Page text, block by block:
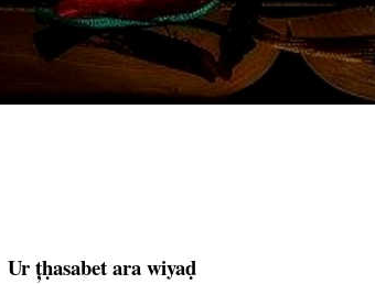
Ur țḥasabet ara wiyaḍ